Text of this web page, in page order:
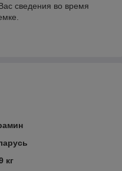
сведения во время
кг